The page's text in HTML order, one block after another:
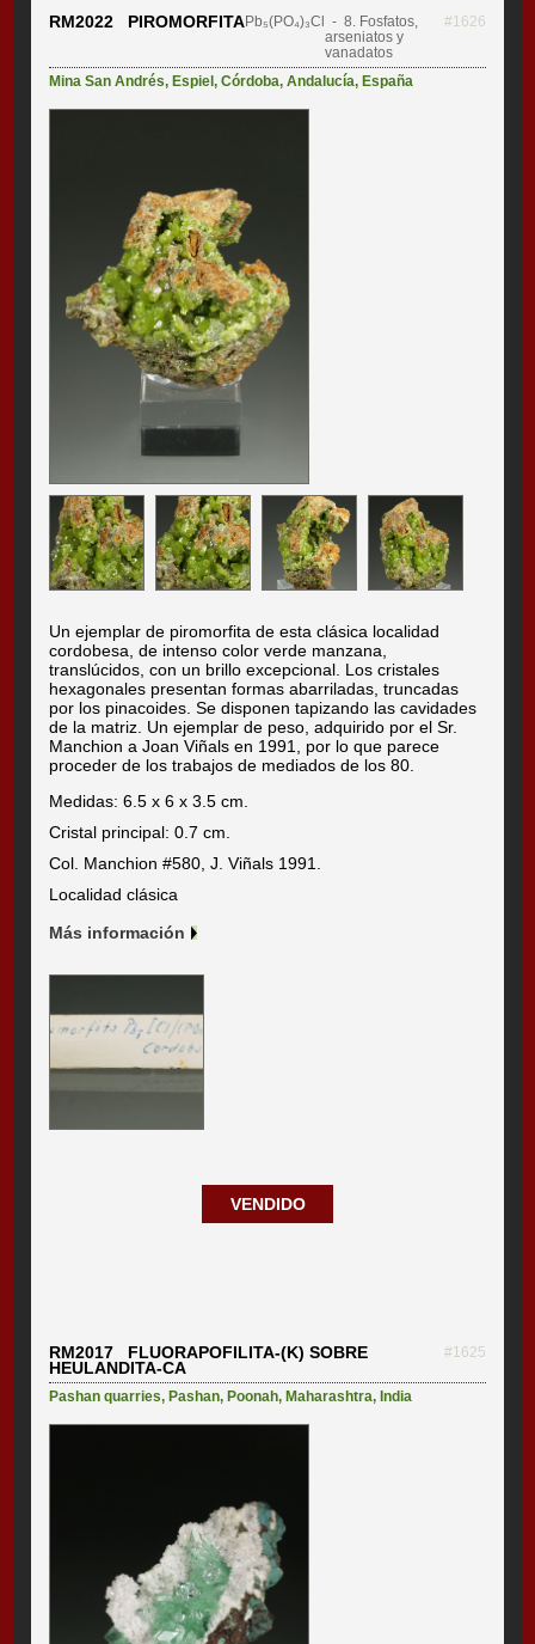
RM2022 PIROMORFITAPb₅(PO₄)₃Cl - 8. Fosfatos,
arseniatos y
vanadatos
#1626
Mina San Andrés,Espiel,Córdoba,Andalucía,España
Un ejemplar de piromorfita de esta clásica localidad
cordobesa, de intenso color verde manzana,
translúcidos, con un brillo excepcional. Los cristales
hexagonales presentan formas abarriladas, truncadas
por los pinacoides. Se disponen tapizando las cavidades
de la matriz. Un ejemplar de peso, adquirido por el Sr.
Manchion a Joan Viñals en 1991, por lo que parece
proceder de los trabajos de mediados de los 80.
Medidas: 6.5 x 6 x 3.5 cm.
Cristal principal: 0.7 cm.
Col. Manchion #580, J. Viñals 1991.
Localidad clásica
Más información
VENDIDO
RM2017 FLUORAPOFILITA-(K) SOBRE
HEULANDITA-CA
#1625
Pashan quarries,Pashan,Poonah,Maharashtra,India